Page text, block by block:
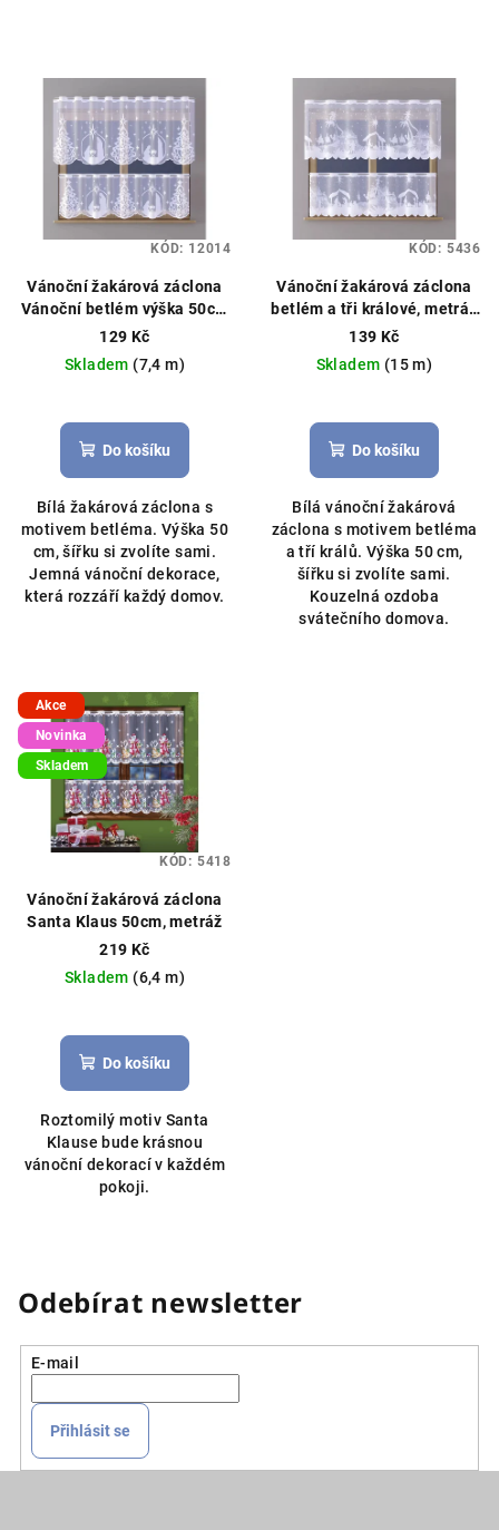
Vánoční žakárová záclona
Vánoční betlém výška 50cm
Vánoční záclona, možné
129 Kč
Skladem (7,4 m)
Do košíku
Bílá žakárová záclona s
motivem betléma. Výška 50
cm, šířku si zvolíte sami.
Jemná vánoční dekorace,
která rozzáří každý domov.
KÓD: 12014
Vánoční žakárová záclona
betlém a tři králové, metráž
výška 50cm bílá
139 Kč
Skladem (15 m)
hodnocení
produktu
z
5
hvězdiček.
Do košíku
Bílá vánoční žakárová
záclona s motivem betléma
a tří králů. Výška 50 cm,
šířku si zvolíte sami.
Kouzelná ozdoba
svátečního domova.
KÓD: 5436
Akce
Novinka
Skladem
Vánoční žakárová záclona
Santa Klaus 50cm, metráž
219 Kč
Skladem (6,4 m)
hodnocení
produktu
z
5
hvězdiček.
Do košíku
Roztomilý motiv Santa
Klause bude krásnou
vánoční dekorací v každém
pokoji.
KÓD: 5418
Odebírat newsletter
E-mail
Přihlásit se